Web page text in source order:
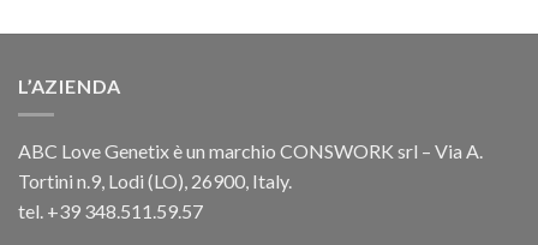
L’AZIENDA
ABC Love Genetix è un marchio CONSWORK srl – Via A.
Tortini n.9, Lodi (LO), 26900, Italy.
tel. +39 348.511.59.57